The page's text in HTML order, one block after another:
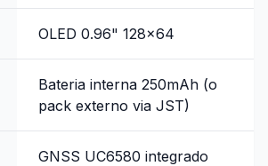
OLED 0.96" 128x64
Bateria interna 250mAh (o
pack externo via JST)
GNSS UC6580 integrado